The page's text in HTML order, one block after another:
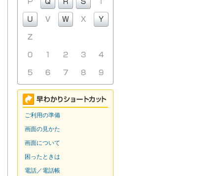
ご利用の準備
画面の見かた
画面について
困ったときは
電話／電話帳